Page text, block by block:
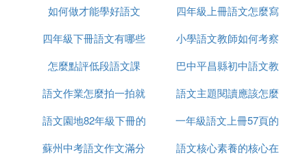
計算學生成績的優秀率、及格率的公式：
優秀率＝優秀的人數÷測試的總人數x100％。
及格率＝及格的人數（及格、良好、優秀的總人數之
小學三年級——六年級語文、數學成績（100分制）
優秀的標准：85分及以上。
小學三年級——六年級語文、數學成績（100分制）
麼說
如何做才能學好語文
四年級上冊語文怎麼寫
信
四年級下冊語文有哪些
作文怎麼寫
小學語文教師如何考察
怎麼點評低段語文課
巴中平昌縣初中語文教
材是什麼版本
語文作業怎麼拍一拍就
有答案
語文主題閱讀應該怎麼
講
語文園地82年級下冊的
筆記怎麼做
一年級語文上冊57頁的
看圖寫作文怎麼寫
蘇州中考語文作文滿分
語文核心素養的核心在